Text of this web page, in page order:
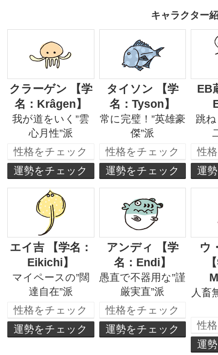
キャラクター
クラーゲン 【学
名：Krâgen】
我が道をいく”雲
心月性”派
性格をチェック
運勢をチェック
タイソン 【学
名：Tyson】
常に完璧！”英雄豪
傑”派
性格をチェック
運勢をチェック
EB
跳
性
運
エイ吉 【学名：
Eikichi】
マイペースの”闊
達自在”派
性格をチェック
運勢をチェック
アンディ 【学
名：Endi】
愚直で不器用な”謹
厳実直”派
性格をチェック
運勢をチェック
ウ
人畜
性
運